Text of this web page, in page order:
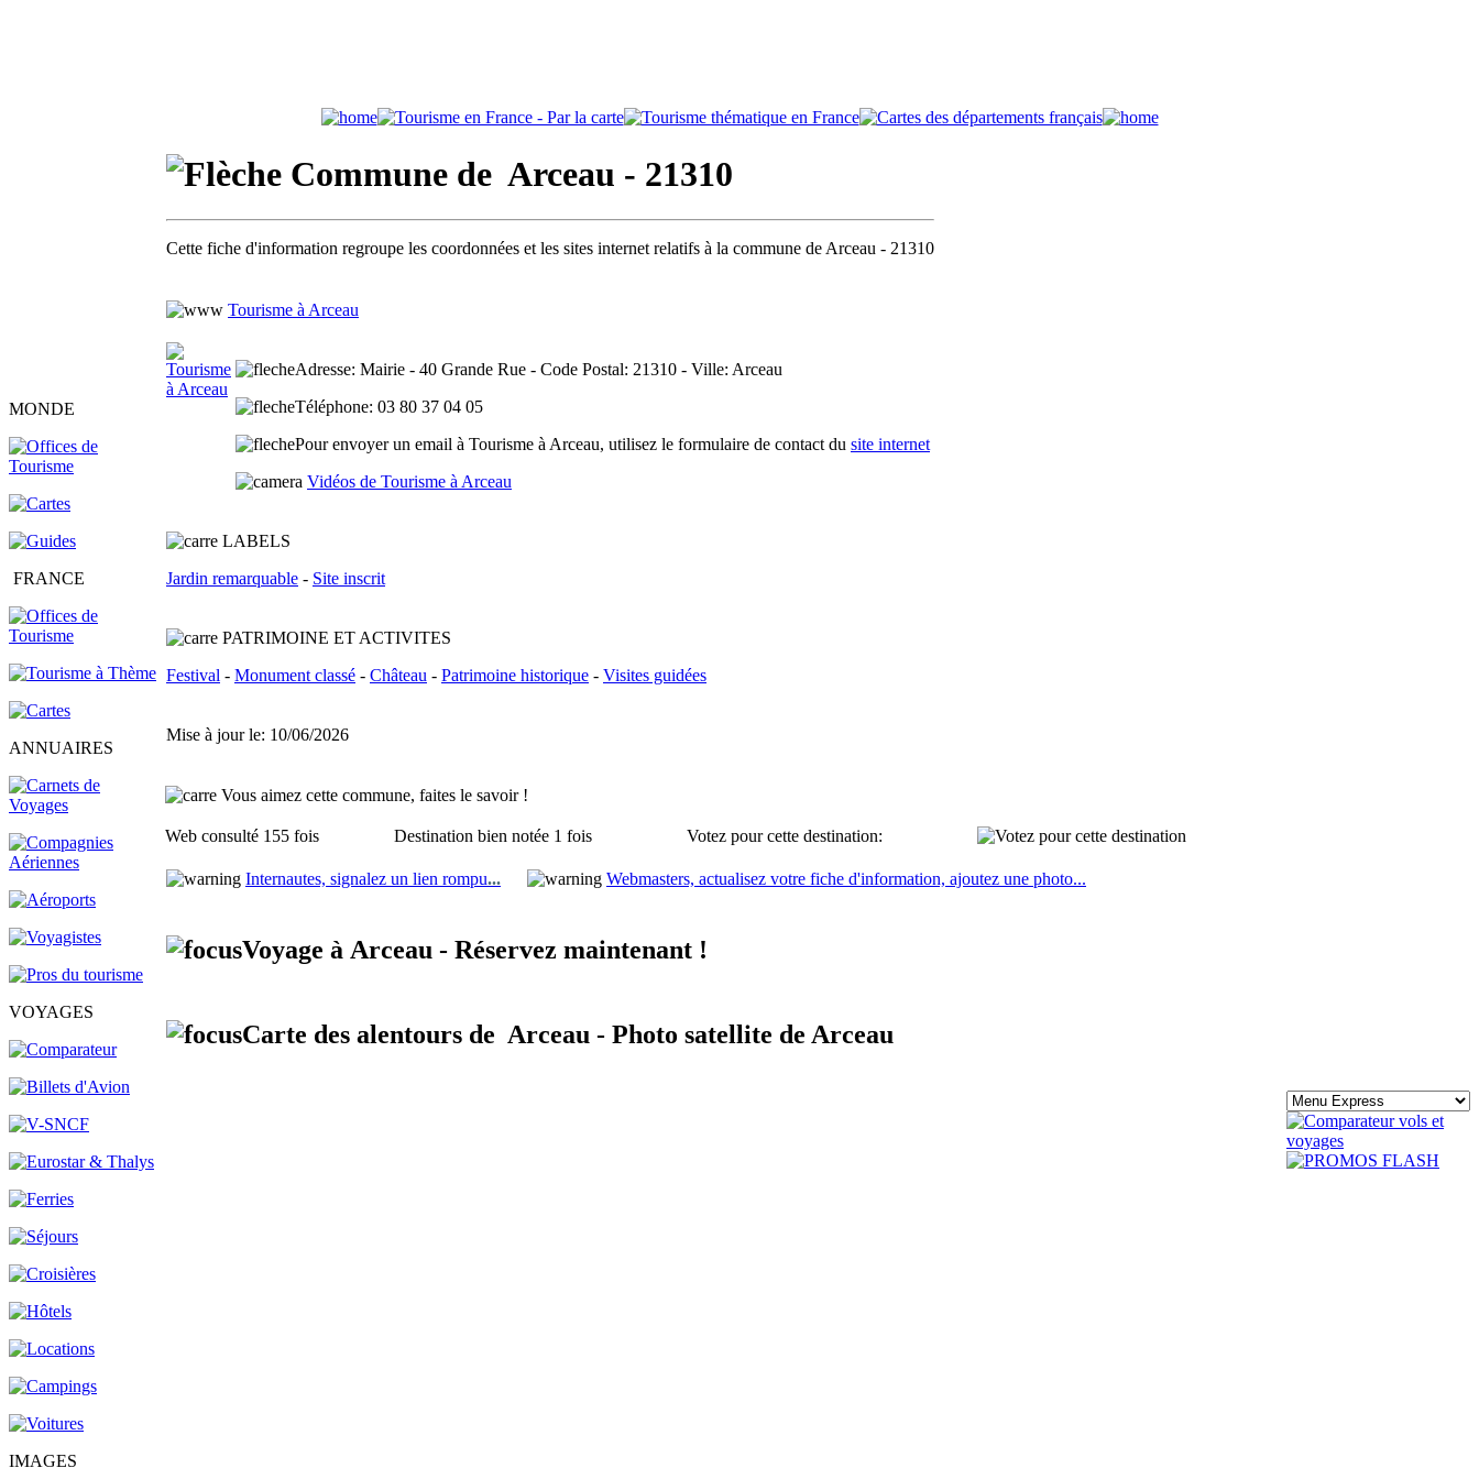
MONDE
FRANCE
ANNUAIRES
VOYAGES
IMAGES
Commune de Arceau - 21310
Cette fiche d'information regroupe les coordonnées et les sites internet relatifs à la commune de Arceau - 21310
Tourisme à Arceau
Adresse: Mairie - 40 Grande Rue - Code Postal: 21310 - Ville: Arceau
Téléphone: 03 80 37 04 05
Pour envoyer un email à Tourisme à Arceau, utilisez le formulaire de contact du site internet
Vidéos de Tourisme à Arceau
LABELS
Jardin remarquable - Site inscrit
PATRIMOINE ET ACTIVITES
Festival - Monument classé - Château - Patrimoine historique - Visites guidées
Mise à jour le: 10/06/2026
Vous aimez cette commune, faites le savoir !
Web consulté 155 fois Destination bien notée 1 fois Votez pour cette destination:
Internautes, signalez un lien rompu... Webmasters, actualisez votre fiche d'information, ajoutez une photo...
Voyage à Arceau - Réservez maintenant !
Carte des alentours de Arceau - Photo satellite de Arceau